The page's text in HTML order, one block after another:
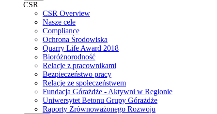
CSR
CSR Overview
Nasze cele
Compliance
Ochrona Środowiska
Quarry Life Award 2018
Bioróżnorodność
Relacje z pracownikami
Bezpieczeństwo pracy
Relacje ze społeczeństwem
Fundacja Górażdże - Aktywni w Regionie
Uniwersytet Betonu Grupy Górażdże
Raporty Zrównoważonego Rozwoju